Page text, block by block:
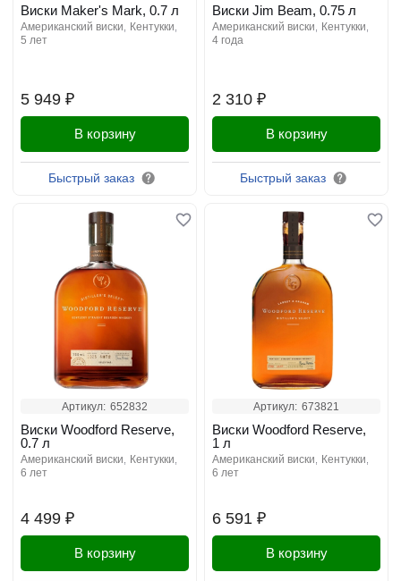
5 949 ₽
Виски Maker's Mark, 0.7 л
американский виски
кентукки
5 лет
В корзину
Быстрый заказ
2 310 ₽
Виски Jim Beam, 0.75 л
американский виски
кентукки
4 года
В корзину
Быстрый заказ
Артикул: 652832
4 499 ₽
Виски Woodford Reserve,
0.7 л
американский виски
кентукки
6 лет
В корзину
Артикул: 673821
6 591 ₽
Виски Woodford Reserve,
1 л
американский виски
кентукки
6 лет
В корзину